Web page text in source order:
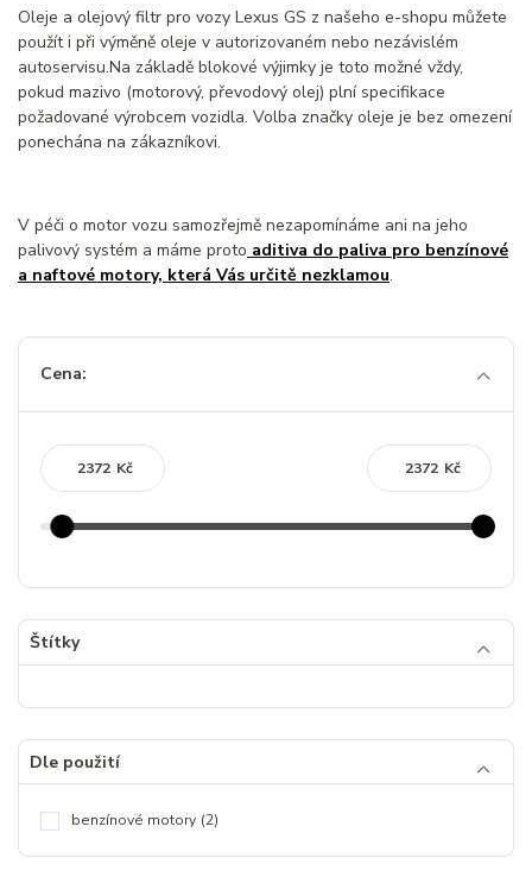
Oleje a olejový filtr pro vozy Lexus GS z našeho e-shopu můžete
použít i při výměně oleje v autorizovaném nebo nezávislém
autoservisu.Na základě blokové výjimky je toto možné vždy,
pokud mazivo (motorový, převodový olej) plní specifikace
požadované výrobcem vozidla. Volba značky oleje je bez omezení
ponechána na zákazníkovi.
V péči o motor vozu samozřejmě nezapomínáme ani na jeho
palivový systém a máme proto aditiva do paliva pro benzínové
a naftové motory, která Vás určitě nezklamou.
Cena:
Kč Kč
Štítky
Dle použití
benzínové motory (2)